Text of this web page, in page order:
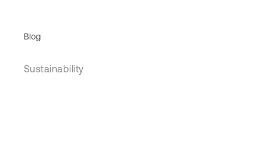
Blog
Sustainability